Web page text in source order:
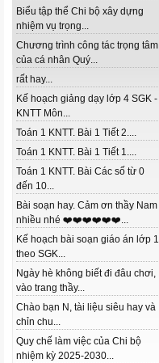
Biểu tập thể Chi bộ xây dựng
nhiệm vụ trọng...
Chương trình công tác trọng tâm
của cá nhân Quý...
rất hay...
Kế hoạch giảng dạy lớp 4 SGK -
KNTT Môn...
Toán 1 KNTT. Bài 1 Tiết 2....
Toán 1 KNTT. Bài 1 Tiết 1....
Toán 1 KNTT. Bài Các số từ 0
đến 10...
Bài soạn hay. Cảm ơn thầy Nam
nhiều nhé ❤️❤️❤️❤️❤️❤️...
Kế hoạch bài soạn giáo án lớp 1
theo SGK...
Ngày hè không biết đi đâu chơi,
vào trang thầy...
Chào bạn N, tài liệu siêu hay và
chỉn chu...
Quy chế làm việc của Chi bộ
nhiệm kỳ 2025-2030...